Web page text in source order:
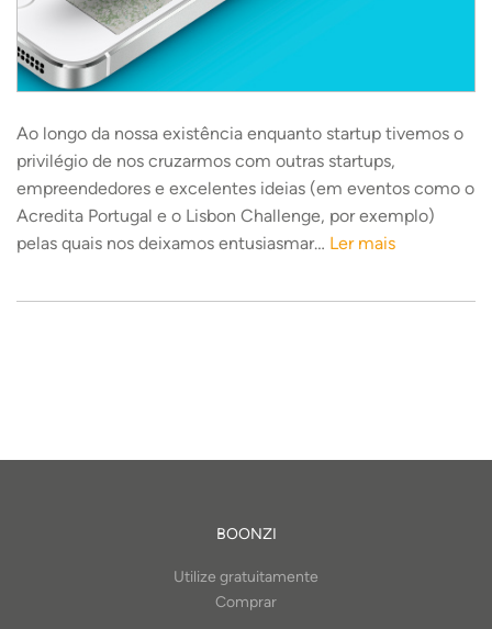
Ao longo da nossa existência enquanto startup tivemos o
privilégio de nos cruzarmos com outras startups,
empreendedores e excelentes ideias (em eventos como o
Acredita Portugal e o Lisbon Challenge, por exemplo)
pelas quais nos deixamos entusiasmar… Ler mais
BOONZI
Utilize gratuitamente
Comprar